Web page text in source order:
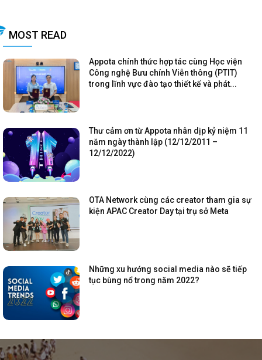
MOST READ
Appota chính thức hợp tác cùng Học viện
Công nghệ Bưu chính Viễn thông (PTIT)
trong lĩnh vực đào tạo thiết kế và phát...
Thư cảm ơn từ Appota nhân dịp kỷ niệm 11
năm ngày thành lập (12/12/2011 –
12/12/2022)
OTA Network cùng các creator tham gia sự
kiện APAC Creator Day tại trụ sở Meta
Những xu hướng social media nào sẽ tiếp
tục bùng nổ trong năm 2022?